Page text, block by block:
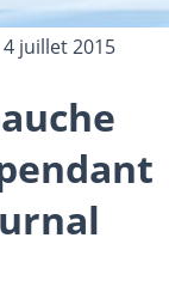
juillet 2015